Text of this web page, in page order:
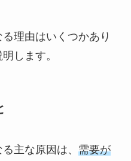
理由はいくつかあり
します。
主な原因は、 需要が